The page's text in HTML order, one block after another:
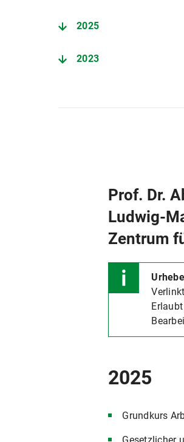
2025
2023
Prof. Dr.
Ludwig-
Zentrum
2025
Grundkurs